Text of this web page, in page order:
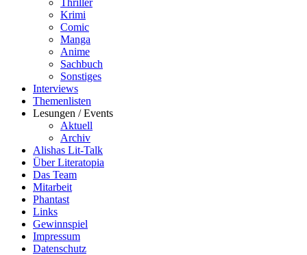
Krimi
Comic
Manga
Anime
Sachbuch
Sonstiges
Interviews
Themenlisten
Lesungen / Events
Aktuell
Archiv
Alishas Lit-Talk
Über Literatopia
Das Team
Mitarbeit
Phantast
Links
Gewinnspiel
Impressum
Datenschutz